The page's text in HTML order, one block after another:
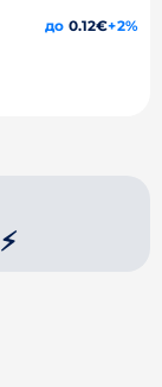
до 0.12€+2%
⚡